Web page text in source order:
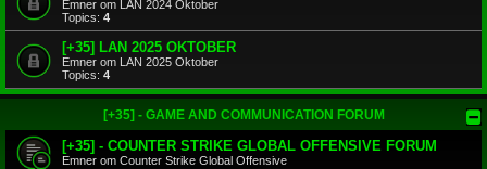
Emner om LAN 2024 Oktober
Topics: 4
[+35] LAN 2025 OKTOBER
Emner om LAN 2025 Oktober
Topics: 4
[+35] - GAME AND COMMUNICATION FORUM
[+35] - COUNTER STRIKE GLOBAL OFFENSIVE FORUM
Emner om Counter Strike Global Offensive